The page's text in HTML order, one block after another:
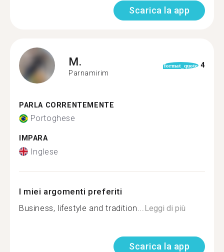
Scarica la app
M.
Parnamirim
format_quote 4
PARLA CORRENTEMENTE
Portoghese
IMPARA
Inglese
I miei argomenti preferiti
Business, lifestyle and tradition... Leggi di più
Scarica la app